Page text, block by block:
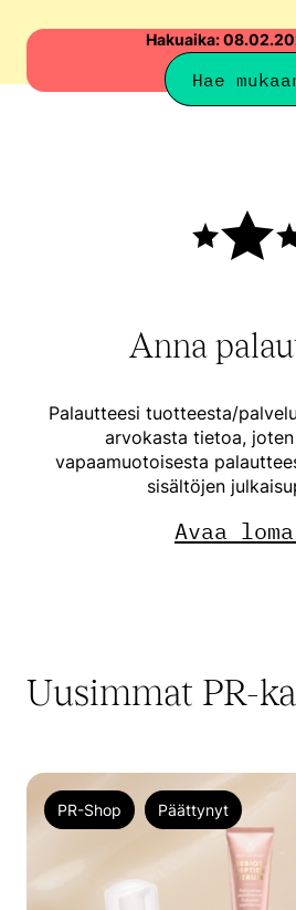
Hakuaika:
Hae
Anna
Palautteesi tuotteesta/
arvokasta tietoa,
vapaamuotoisesta
sisältöjen
Avaa
Uusimmat PR-
PR-Shop Päättynyt